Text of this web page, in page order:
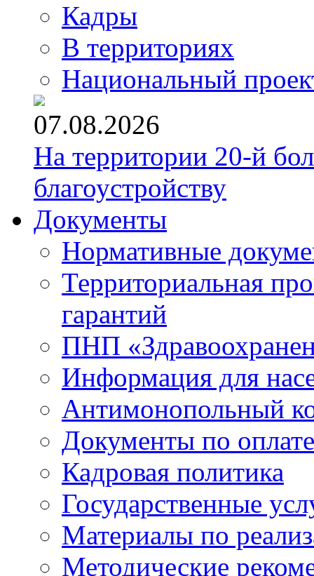
Кадры
В территориях
Национальный
07.08.2026
На территории 20-й
благоустройству
Документы
Нормативные
Территориальная
гарантий
ПНП
Информация для
Антимонопольный
Документы по
Кадровая политика
Государственные
Материалы по
Методические